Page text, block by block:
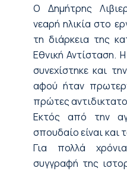
Ο Δημήτρης
νεαρή ηλικία στο
τη διάρκεια της
Εθνική Αντίσταση.
συνεχίστηκε και
αφού ήταν
πρώτες
Εκτός από την
σπουδαίο είναι και
Για πολλά
συγγραφή της